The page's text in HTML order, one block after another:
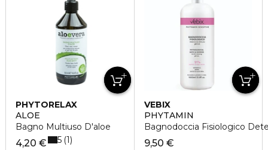
PHYTORELAX
ALOE
Bagno Multiuso D'aloe
4,20 €
5 1
VEBIX
PHYTAMIN
Bagnodoccia Fisiologico
9,50 €